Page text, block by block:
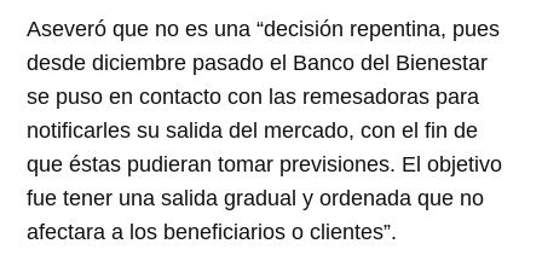
Aseveró que no es una “decisión repentina, pues
desde diciembre pasado el Banco del Bienestar
se puso en contacto con las remesadoras para
notificarles su salida del mercado, con el fin de
que éstas pudieran tomar previsiones. El objetivo
fue tener una salida gradual y ordenada que no
afectara a los beneficiarios o clientes”.